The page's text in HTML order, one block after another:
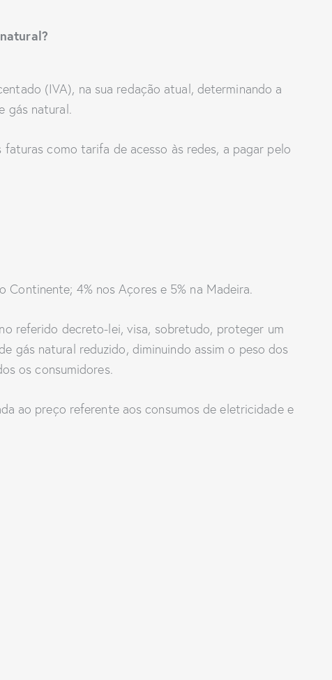
(IVA), na sua redação atual, determinando a
gás natural.
como tarifa de acesso às redes, a pagar pelo
4% nos Açores e 5% na Madeira.
referido decreto-lei, visa, sobretudo, proteger um
gás natural reduzido, diminuindo assim o peso dos
os consumidores.
ao preço referente aos consumos de eletricidade e